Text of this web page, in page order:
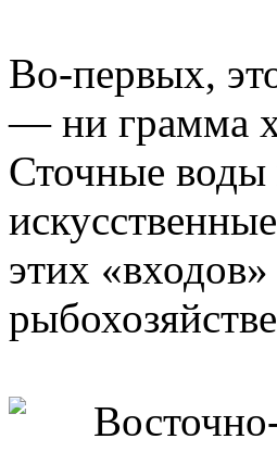
Во-первых,
— ни грамма
Сточные воды
этих